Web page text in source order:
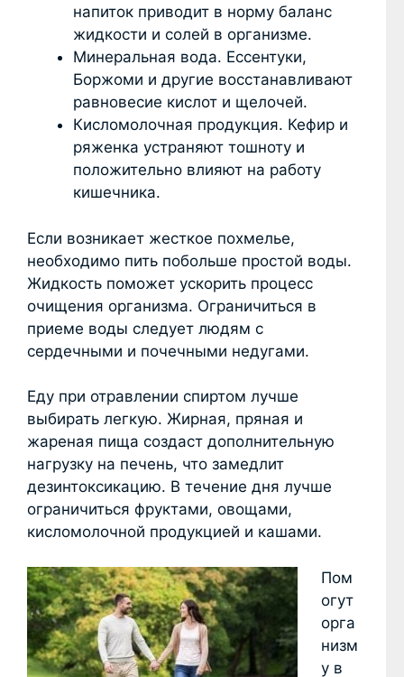
напиток приводит в норму баланс
жидкости и солей в организме.
Минеральная вода. Ессентуки,
Боржоми и другие восстанавливают
равновесие кислот и щелочей.
Кисломолочная продукция. Кефир и
ряженка устраняют тошноту и
положительно влияют на работу
кишечника.
Если возникает жесткое похмелье,
необходимо пить побольше простой воды.
Жидкость поможет ускорить процесс
очищения организма. Ограничиться в
приеме воды следует людям с
сердечными и почечными недугами.
Еду при отравлении спиртом лучше
выбирать легкую. Жирная, пряная и
жареная пища создаст дополнительную
нагрузку на печень, что замедлит
дезинтоксикацию. В течение дня лучше
ограничиться фруктами, овощами,
кисломолочной продукцией и кашами.
Пом
огут
орга
низм
у в